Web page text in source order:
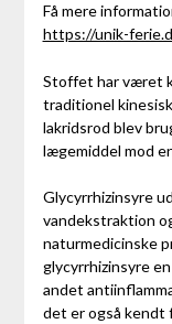
Få mere
https://unik-
Stoffet har været
traditionel
lakridsrod blev
lægemiddel mod
Glycyrrhizinsyre
vandekstraktion
naturmedicinske
glycyrrhizinsyre
andet
det er også kendt